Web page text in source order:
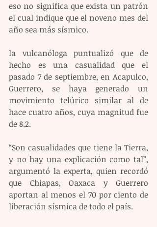
eso no significa que exista un patrón
el cual indique que el noveno mes del
año sea más sísmico.
la vulcanóloga puntualizó que de
hecho es una casualidad que el
pasado 7 de septiembre, en Acapulco,
Guerrero, se haya generado un
movimiento telúrico similar al de
hace cuatro años, cuya magnitud fue
de 8.2.
“Son casualidades que tiene la Tierra,
y no hay una explicación como tal”,
argumentó la experta, quien recordó
que Chiapas, Oaxaca y Guerrero
aportan al menos el 70 por ciento de
liberación sísmica de todo el país.